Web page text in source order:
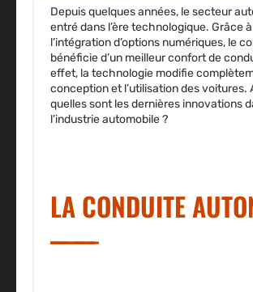
Depuis quelques années, le secteur
entré dans l’ère technologique. Grâce à
l’intégration d’options numériques, le
bénéficie d’un meilleur confort de
effet, la technologie modifie
conception et l’utilisation des voitures.
quelles sont les dernières innovations
l’industrie automobile ?
LA CONDUITE